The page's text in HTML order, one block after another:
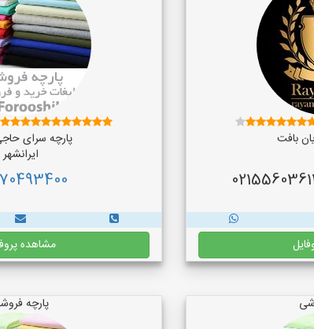
بافت
پارچه سرای
ایرانشهر
مشاهده
پارچه